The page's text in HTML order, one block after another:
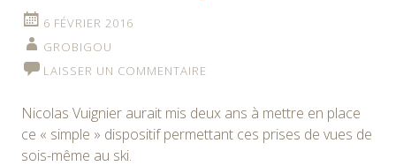
6 FÉVRIER 2016
GROBIGOU
LAISSER UN COMMENTAIRE
Nicolas Vuignier aurait mis deux ans à mettre en place
ce « simple » dispositif permettant ces prises de vues de
sois-même au ski.